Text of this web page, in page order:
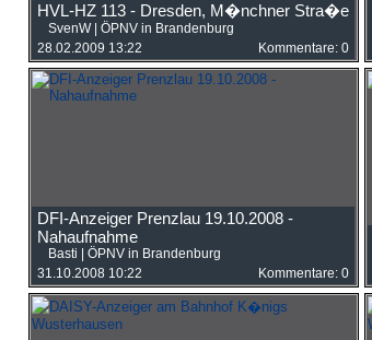
HVL-HZ 113 - Dresden, M�nchner Stra�e
SvenW| ÖPNV in Brandenburg
28.02.2009 13:22
Kommentare: 0
DFI-Anzeiger Prenzlau 19.10.2008 -
Nahaufnahme
Basti
ÖPNV in Brandenburg
31.10.2008 10:22
Kommentare: 0